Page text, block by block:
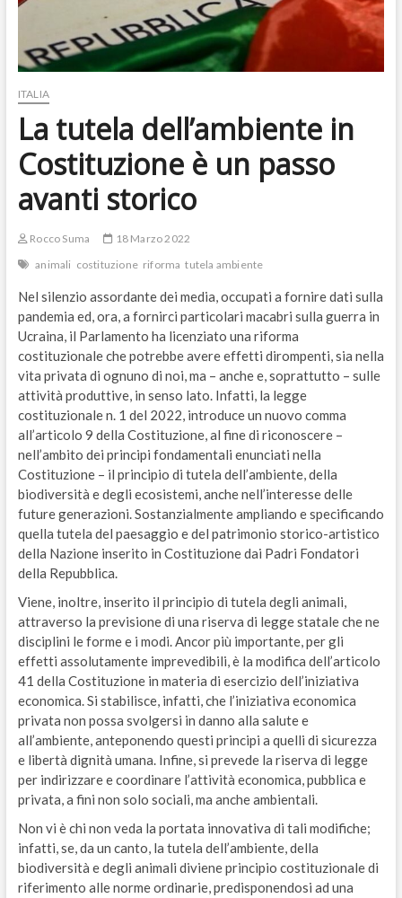
ITALIA
La tutela dell’ambiente in
Costituzione è un passo
avanti storico
Rocco Suma
18 Marzo 2022
animali costituzione riforma tutela ambiente
Nel silenzio assordante dei media, occupati a fornire dati sulla
pandemia ed, ora, a fornirci particolari macabri sulla guerra in
Ucraina, il Parlamento ha licenziato una riforma
costituzionale che potrebbe avere effetti dirompenti, sia nella
vita privata di ognuno di noi, ma – anche e, soprattutto – sulle
attività produttive, in senso lato. Infatti, la legge
costituzionale n. 1 del 2022, introduce un nuovo comma
all’articolo 9 della Costituzione, al fine di riconoscere –
nell’ambito dei principi fondamentali enunciati nella
Costituzione – il principio di tutela dell’ambiente, della
biodiversità e degli ecosistemi, anche nell’interesse delle
future generazioni. Sostanzialmente ampliando e specificando
quella tutela del paesaggio e del patrimonio storico-artistico
della Nazione inserito in Costituzione dai Padri Fondatori
della Repubblica.
Viene, inoltre, inserito il principio di tutela degli animali,
attraverso la previsione di una riserva di legge statale che ne
disciplini le forme e i modi. Ancor più importante, per gli
effetti assolutamente imprevedibili, è la modifica dell’articolo
41 della Costituzione in materia di esercizio dell’iniziativa
economica. Si stabilisce, infatti, che l’iniziativa economica
privata non possa svolgersi in danno alla salute e
all’ambiente, anteponendo questi principi a quelli di sicurezza
e libertà dignità umana. Infine, si prevede la riserva di legge
per indirizzare e coordinare l’attività economica, pubblica e
privata, a fini non solo sociali, ma anche ambientali.
Non vi è chi non veda la portata innovativa di tali modifiche;
infatti, se, da un canto, la tutela dell’ambiente, della
biodiversità e degli animali diviene principio costituzionale di
riferimento alle norme ordinarie, predisponendosi ad una